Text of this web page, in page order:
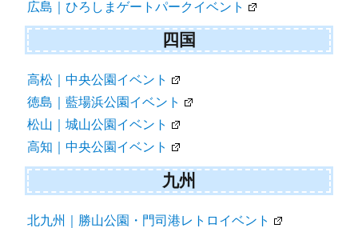
広島｜ひろしまゲートパークイベント
四国
高松｜中央公園イベント
徳島｜藍場浜公園イベント
松山｜城山公園イベント
高知｜中央公園イベント
九州
北九州｜勝山公園・門司港レトロイベント